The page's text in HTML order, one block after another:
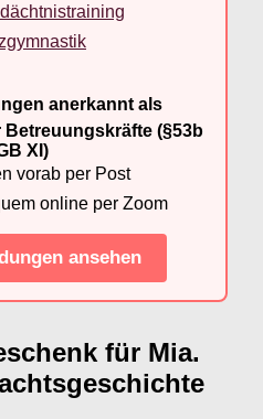
anerkannt als
(§53b
XI)
vorab per Post
online per Zoom
ansehen
für Mia.